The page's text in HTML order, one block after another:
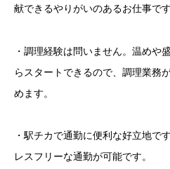
献できるやりがいのあるお仕事です
・調理経験は問いません。温めや
らスタートできるので、調理業務
めます。
・駅チカで通勤に便利な好立地で
レスフリーな通勤が可能です。